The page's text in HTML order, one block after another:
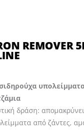
REMOVER
δράση:
από ζάντες,